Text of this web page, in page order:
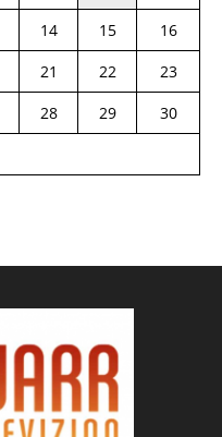
14 15
16
21 22
23
28 29
30